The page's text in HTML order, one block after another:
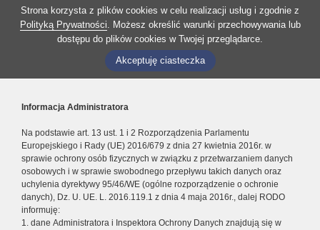
Strona korzysta z plików cookies w celu realizacji usług i zgodnie z
Polityką Prywatności. Możesz określić warunki przechowywania lub
dostępu do plików cookies w Twojej przeglądarce.
Akceptuję ciasteczka
Informacja Administratora
Na podstawie art. 13 ust. 1 i 2 Rozporządzenia Parlamentu
Europejskiego i Rady (UE) 2016/679 z dnia 27 kwietnia 2016r. w
sprawie ochrony osób fizycznych w związku z przetwarzaniem danych
osobowych i w sprawie swobodnego przepływu takich danych oraz
uchylenia dyrektywy 95/46/WE (ogólne rozporządzenie o ochronie
danych), Dz. U. UE. L. 2016.119.1 z dnia 4 maja 2016r., dalej RODO
informuję:
1. dane Administratora i Inspektora Ochrony Danych znajdują się w